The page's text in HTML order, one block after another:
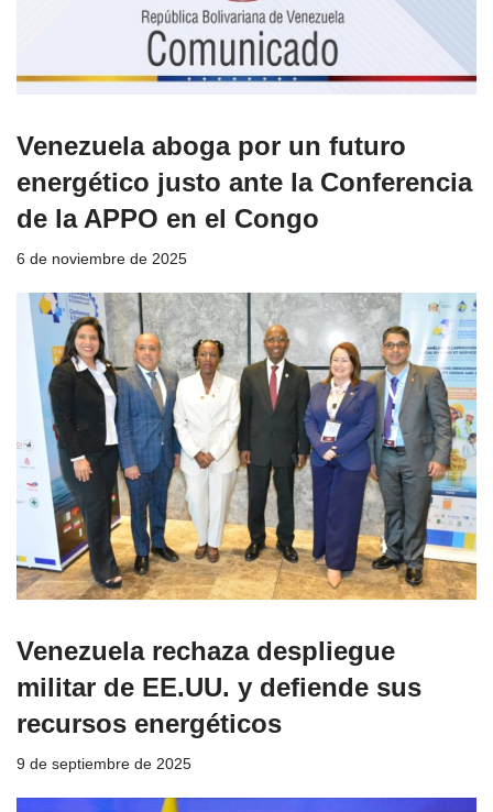
Venezuela aboga por un futuro
energético justo ante la Conferencia
de la APPO en el Congo
6 de noviembre de 2025
Venezuela rechaza despliegue
militar de EE.UU. y defiende sus
recursos energéticos
9 de septiembre de 2025